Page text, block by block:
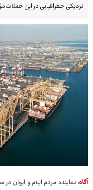
نزدیکی جغرافیایی در این حملات
آگاه: نماینده مردم ایلام و ایوان